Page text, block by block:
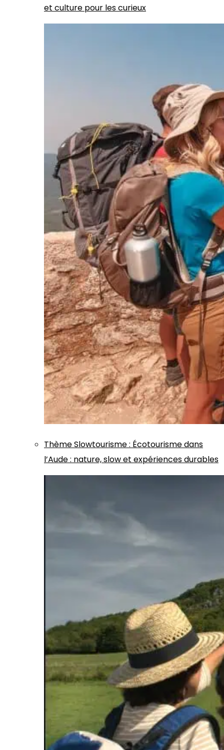
et culture pour les curieux
ThèmeSlowtourisme: Écotourisme dans
l’Aude : nature, slow et expériences durables